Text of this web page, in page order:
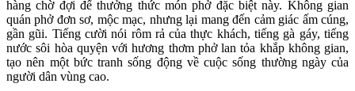
hàng chờ đợi để thưởng thức món phở đặc biệt này. Không gian
quán phở đơn sơ, mộc mạc, nhưng lại mang đến cảm giác ấm cúng,
gần gũi. Tiếng cười nói rôm rả của thực khách, tiếng gà gáy, tiếng
nước sôi hòa quyện với hương thơm phở lan tỏa khắp không gian,
tạo nên một bức tranh sống động về cuộc sống thường ngày của
người dân vùng cao.